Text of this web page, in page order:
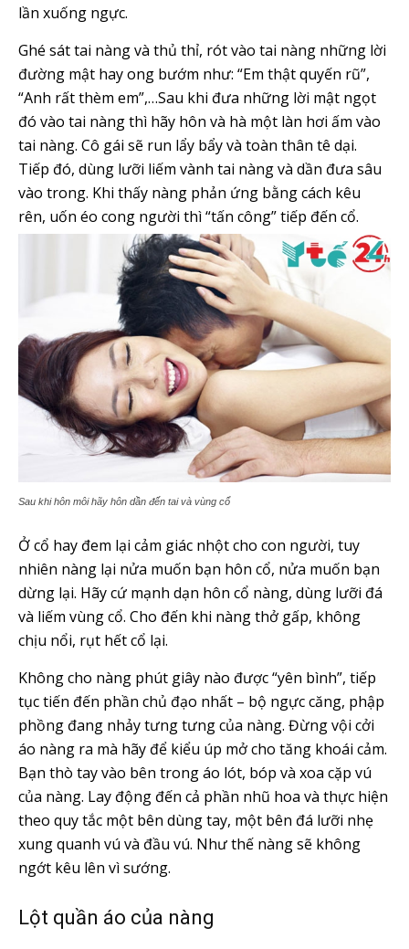
lần xuống ngực.
Ghé sát tai nàng và thủ thỉ, rót vào tai nàng những lời
đường mật hay ong bướm như: “Em thật quyến rũ”,
“Anh rất thèm em”,…Sau khi đưa những lời mật ngọt
đó vào tai nàng thì hãy hôn và hà một làn hơi ấm vào
tai nàng. Cô gái sẽ run lẩy bẩy và toàn thân tê dại.
Tiếp đó, dùng lưỡi liếm vành tai nàng và dần đưa sâu
vào trong. Khi thấy nàng phản ứng bằng cách kêu
rên, uốn éo cong người thì “tấn công” tiếp đến cổ.
Sau khi hôn môi hãy hôn dần đến tai và vùng cổ
Ở cổ hay đem lại cảm giác nhột cho con người, tuy
nhiên nàng lại nửa muốn bạn hôn cổ, nửa muốn bạn
dừng lại. Hãy cứ mạnh dạn hôn cổ nàng, dùng lưỡi đá
và liếm vùng cổ. Cho đến khi nàng thở gấp, không
chịu nổi, rụt hết cổ lại.
Không cho nàng phút giây nào được “yên bình”, tiếp
tục tiến đến phần chủ đạo nhất – bộ ngực căng, phập
phồng đang nhảy tưng tưng của nàng. Đừng vội cởi
áo nàng ra mà hãy để kiểu úp mở cho tăng khoái cảm.
Bạn thò tay vào bên trong áo lót, bóp và xoa cặp vú
của nàng. Lay động đến cả phần nhũ hoa và thực hiện
theo quy tắc một bên dùng tay, một bên đá lưỡi nhẹ
xung quanh vú và đầu vú. Như thế nàng sẽ không
ngớt kêu lên vì sướng.
Lột quần áo của nàng